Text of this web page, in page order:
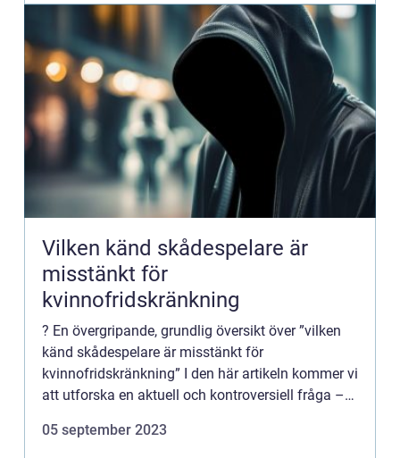
Vilken känd skådespelare är
misstänkt för
kvinnofridskränkning
? En övergripande, grundlig översikt över ”vilken
känd skådespelare är misstänkt för
kvinnofridskränkning” I den här artikeln kommer vi
att utforska en aktuell och kontroversiell fråga –
05 september 2023